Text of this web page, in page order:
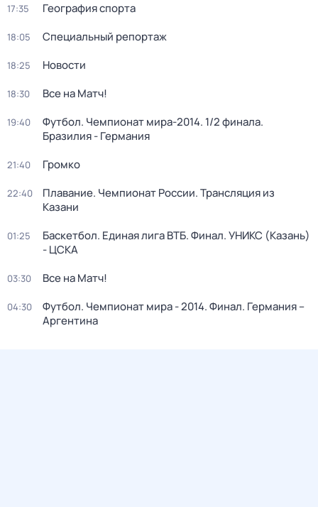
17:35 География спорта
18:05 Специальный репортаж
18:25 Новости
18:30 Все на Матч!
19:40
Футбол. Чемпионат мира-2014. 1/2 финала.
Бразилия - Германия
21:40 Громко
22:40
Плавание. Чемпионат России. Трансляция из
Казани
01:25
Баскетбол. Единая лига ВТБ. Финал. УНИКС (Казань)
- ЦСКА
03:30 Все на Матч!
04:30
Футбол. Чемпионат мира - 2014. Финал. Германия –
Аргентина